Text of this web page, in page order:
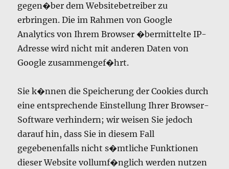
gegen�ber dem Websitebetreiber zu
erbringen. Die im Rahmen von Google
Analytics von Ihrem Browser �bermittelte IP-
Adresse wird nicht mit anderen Daten von
Google zusammengef�hrt.
Sie k�nnen die Speicherung der Cookies durch
eine entsprechende Einstellung Ihrer Browser-
Software verhindern; wir weisen Sie jedoch
darauf hin, dass Sie in diesem Fall
gegebenenfalls nicht s�mtliche Funktionen
dieser Website vollumf�nglich werden nutzen